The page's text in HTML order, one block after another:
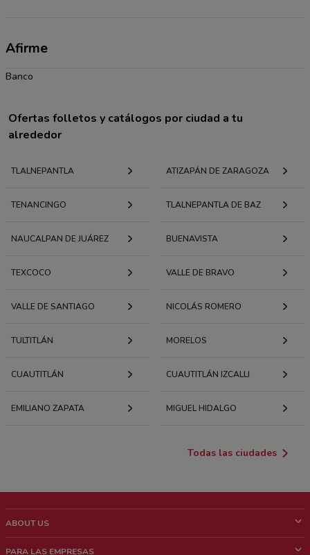
Afirme
Banco
Ofertas folletos y catálogos por ciudad a tu
alrededor
TLALNEPANTLA ATIZAPÁN DE ZARAGOZA
TENANCINGO TLALNEPANTLA DE BAZ
NAUCALPAN DE JUÁREZ BUENAVISTA
TEXCOCO VALLE DE BRAVO
VALLE DE SANTIAGO NICOLÁS ROMERO
TULTITLÁN MORELOS
CUAUTITLÁN CUAUTITLÁN IZCALLI
EMILIANO ZAPATA MIGUEL HIDALGO
Todas las ciudades
ABOUT US
PARA LAS EMPRESAS